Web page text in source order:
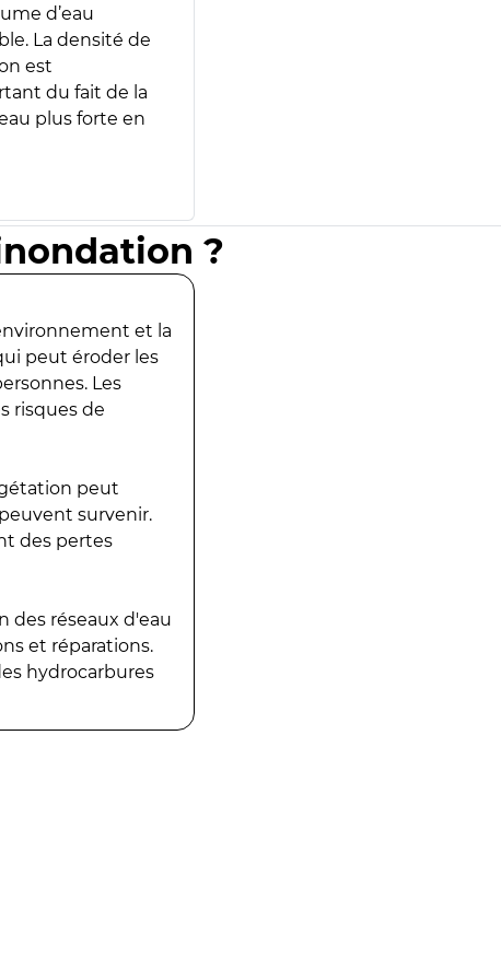
d’eau
La densité de
est
du fait de la
plus forte en
?
et la
peut éroder les
Les
risques de
peut
survenir.
des pertes
des réseaux d'eau
et réparations.
hydrocarbures